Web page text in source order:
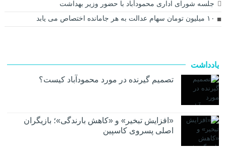
جلسه شورای اداری محمودآباد با حضور وزیر بهداشت
۱۰ میلیون تومان سهام عدالت به هر جامانده اختصاص می یابد
یادداشت
تصمیم گیرنده در مورد محمودآباد کیست؟
«افزایش تبخیر» و «کاهش بارندگی»؛ بازیگران
اصلی پسروی کاسپین